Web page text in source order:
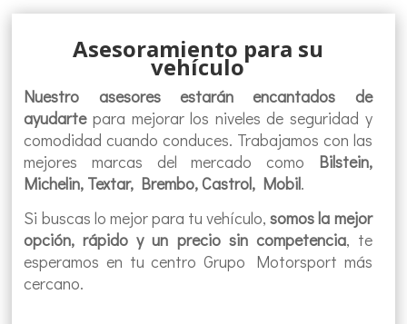
Asesoramiento para su
vehículo
Nuestro asesores estarán encantados de
ayudartepara mejorar los niveles de seguridad y
comodidad cuando conduces. Trabajamos con las
mejores marcas del mercado como Bilstein,
Michelin, Textar, Brembo, Castrol, Mobil.
Si buscas lo mejor para tu vehículo,somos la mejor
opción, rápido y un precio sin competencia, te
esperamos en tu centro Grupo Motorsport más
cercano.